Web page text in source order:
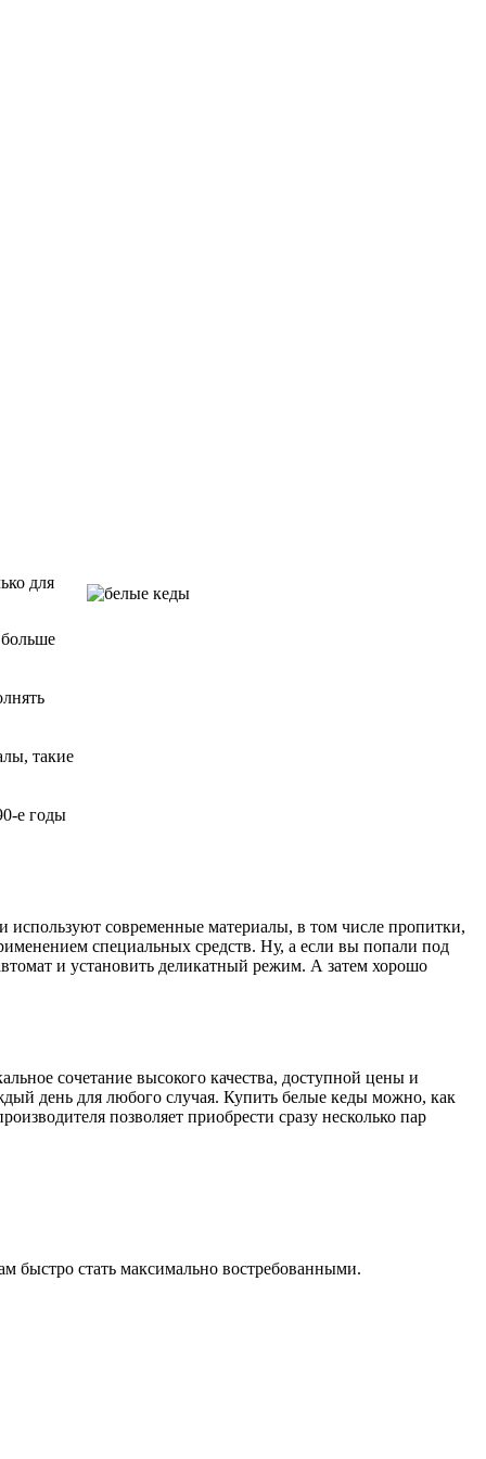
для
такие
е годы
используют современные материалы, в том числе пропитки,
специальных средств. Ну, а если вы попали под
и установить деликатный режим. А затем хорошо
сочетание высокого качества, доступной цены и
день для любого случая. Купить белые кеды можно, как
позволяет приобрести сразу несколько пар
быстро стать максимально востребованными.